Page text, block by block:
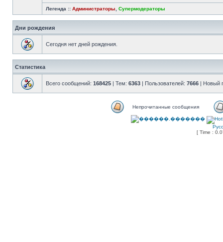
Легенда :: Администраторы Супермодераторы
Дни рождения
Сегодня нет дней рождения.
Статистика
Всего сообщений: 168425 | Тем: 6363 | Пользователей: 7666 | Новый
Непрочитанные сообщения
[ Time :